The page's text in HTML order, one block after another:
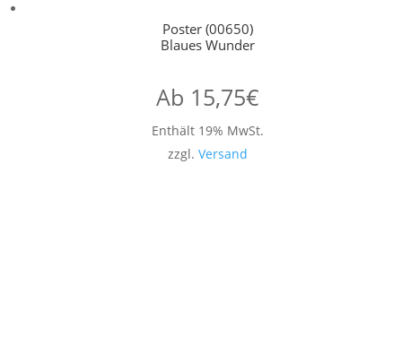
Poster (00650)
Blaues Wunder
Ab 15,75€
Enthält 19% MwSt.
zzgl. Versand